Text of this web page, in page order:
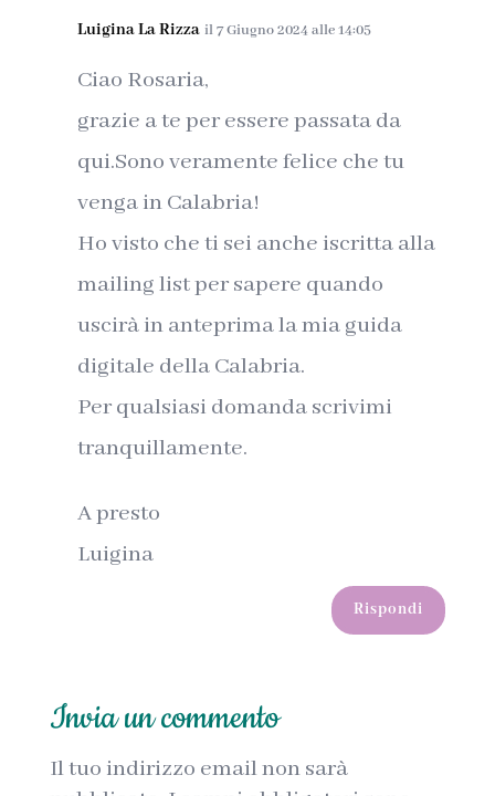
Luigina La Rizza il 7 Giugno 2024 alle 14:05
Ciao Rosaria,
grazie a te per essere passata da
qui.Sono veramente felice che tu
venga in Calabria!
Ho visto che ti sei anche iscritta alla
mailing list per sapere quando
uscirà in anteprima la mia guida
digitale della Calabria.
Per qualsiasi domanda scrivimi
tranquillamente.
A presto
Luigina
Rispondi
Invia un commento
Il tuo indirizzo email non sarà